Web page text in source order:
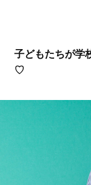
子どもたちが学
♡